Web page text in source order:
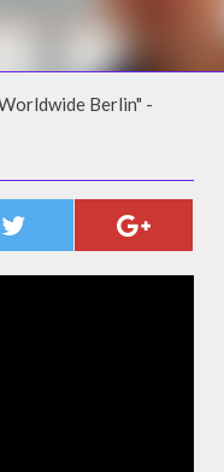
Berlin" -
- KANADA